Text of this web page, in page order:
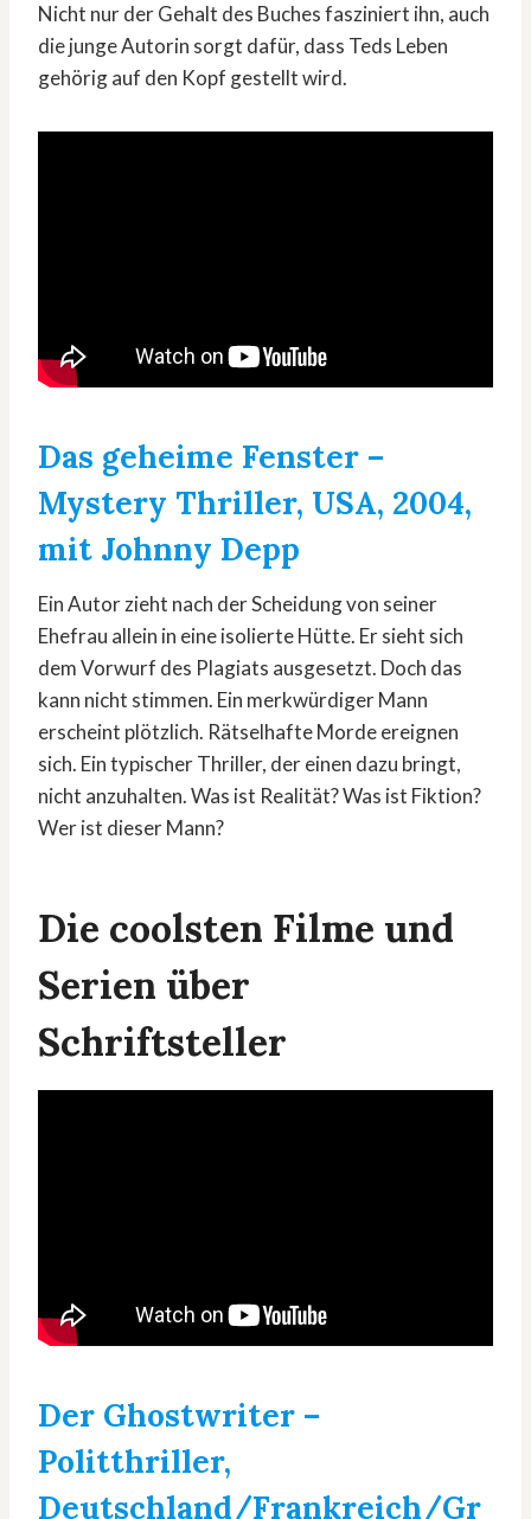
Nicht nur der Gehalt des Buches fasziniert ihn, auch
die junge Autorin sorgt dafür, dass Teds Leben
gehörig auf den Kopf gestellt wird.
Das geheime Fenster –
Mystery Thriller, USA, 2004,
mit Johnny Depp
Ein Autor zieht nach der Scheidung von seiner
Ehefrau allein in eine isolierte Hütte. Er sieht sich
dem Vorwurf des Plagiats ausgesetzt. Doch das
kann nicht stimmen. Ein merkwürdiger Mann
erscheint plötzlich. Rätselhafte Morde ereignen
sich. Ein typischer Thriller, der einen dazu bringt,
nicht anzuhalten. Was ist Realität? Was ist Fiktion?
Wer ist dieser Mann?
Die coolsten Filme und
Serien über
Schriftsteller
Der Ghostwriter –
Politthriller,
Deutschland/Frankreich/Gr